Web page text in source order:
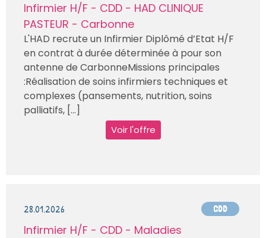
Infirmier H/F - CDD - HAD CLINIQUE
PASTEUR - Carbonne
L'HAD recrute un Infirmier Diplômé d’Etat H/F
en contrat à durée déterminée à pour son
antenne de CarbonneMissions principales
:Réalisation de soins infirmiers techniques et
complexes (pansements, nutrition, soins
palliatifs, [...]
Voir l'offre
28.01.2026 CDD
Infirmier H/F - CDD - Maladies